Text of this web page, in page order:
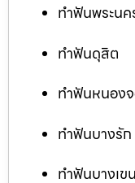
ทำฟันพระนค
ทำฟันดุสิต
ทำฟันหนอง
ทำฟันบางรัก
ทำฟันบางเขน